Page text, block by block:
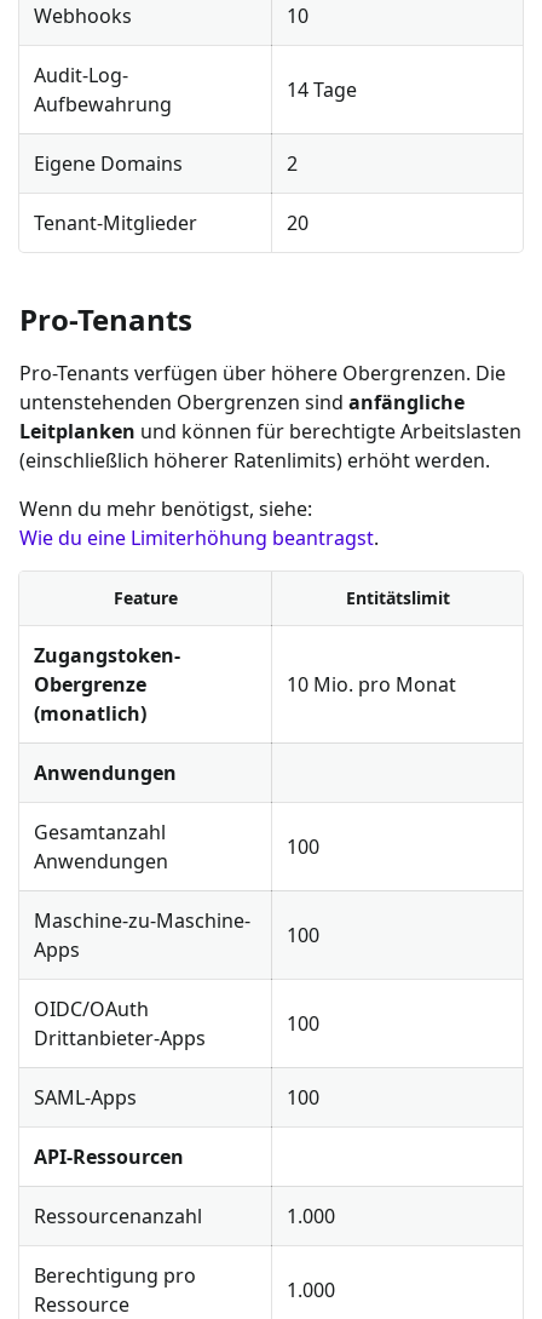
Webhooks 10
Audit-Log-
Aufbewahrung
14 Tage
Eigene Domains 2
Tenant-Mitglieder 20
Pro-Tenants
Pro-Tenants verfügen über höhere Obergrenzen. Die
untenstehenden Obergrenzen sind anfängliche
Leitplanken und können für berechtigte Arbeitslasten
(einschließlich höherer Ratenlimits) erhöht werden.
Wenn du mehr benötigst, siehe:
Wie du eine Limiterhöhung beantragst.
Feature Entitätslimit
Zugangstoken-
Obergrenze
(monatlich)
10 Mio. pro Monat
Anwendungen
Gesamtanzahl
Anwendungen
100
Maschine-zu-Maschine-
Apps
100
OIDC/OAuth
Drittanbieter-Apps
100
SAML-Apps 100
API-Ressourcen
Ressourcenanzahl 1.000
Berechtigung pro
Ressource
1.000